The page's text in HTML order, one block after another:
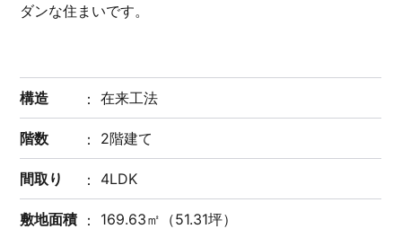
ダンな住まいです。
構造 在来工法
階数 2階建て
間取り 4LDK
敷地面積 169.63㎡（51.31坪）